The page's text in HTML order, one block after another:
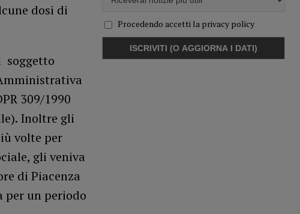
dosi di
soggetto
309/1990
Inoltre gli
volte per
gli veniva
di Piacenza
per un periodo
Procedendo accetti la privacy policy